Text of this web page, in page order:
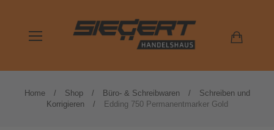
Home Shop Büro- & Schreibwaren
Schreiben und
Korrigieren
Edding 750 Permanentmarker Gold